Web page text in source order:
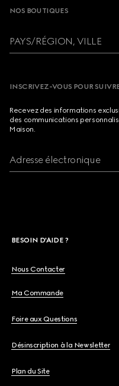
NOS BOUTIQUES
PAYS/RÉGION, VILLE
INSCRIVEZ-VOUS POUR
Recevez des informations
des communications
Maison.
Adresse électronique
BESOIN D'AIDE ?
Nous Contacter
Ma Commande
Foire aux Questions
Désinscription à la Newsletter
Plan du Site